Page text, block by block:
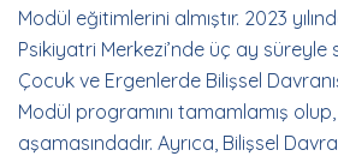
Modül eğitimlerini almıştır. 2023
Psikiyatri Merkezi’nde üç ay süreyle
Çocuk ve Ergenlerde Bilişsel
Modül programını tamamlamış
aşamasındadır. Ayrıca, Bilişsel